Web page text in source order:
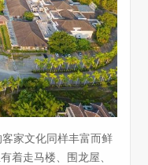
家文化同样丰富而鲜
着走马楼、围龙屋、